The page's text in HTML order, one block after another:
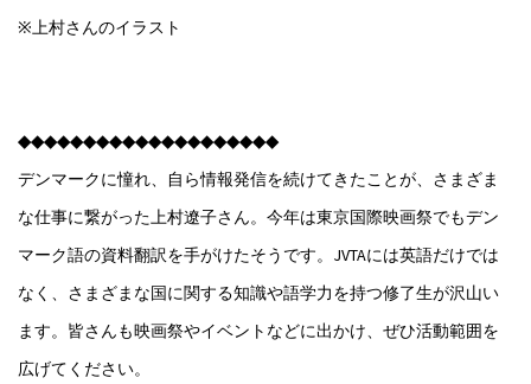
※上村さんのイラスト
◆◆◆◆◆◆◆◆◆◆◆◆◆◆◆◆◆◆◆◆
デンマークに憧れ、自ら情報発信を続けてきたことが、さまざま
な仕事に繋がった上村遼子さん。今年は東京国際映画祭でもデン
マーク語の資料翻訳を手がけたそうです。JVTAには英語だけでは
なく、さまざまな国に関する知識や語学力を持つ修了生が沢山い
ます。皆さんも映画祭やイベントなどに出かけ、ぜひ活動範囲を
広げてください。